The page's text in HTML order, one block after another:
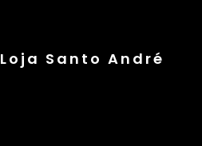
Loja Santo André